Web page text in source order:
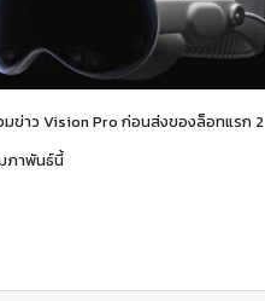
มข่าว Vision Pro ก่อนส่งของล็อทแรก 2
ภาพันธ์นี้